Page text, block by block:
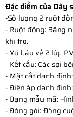
Đặc điểm của Dây
-Số lượng 2 ruột
- Ruột đồng: Bằng
khí trơ.
- Vỏ bảo về 2 lớp
- Kết cấu: Các sợi
- Mặt cắt danh
- Điện áp danh
- Dạng mẫu mã:
- Đóng gói: Đóng